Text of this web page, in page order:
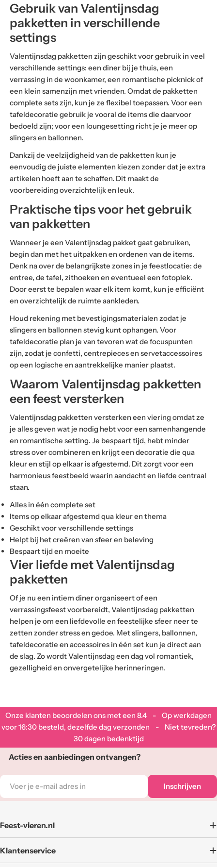
Gebruik van Valentijnsdag
pakketten in verschillende
settings
Valentijnsdag pakketten zijn geschikt voor gebruik in veel
verschillende settings: een diner bij je thuis, een
verrassing in de woonkamer, een romantische picknick of
een klein samenzijn met vrienden. Omdat de pakketten
complete sets zijn, kun je ze flexibel toepassen. Voor een
tafeldecoratie gebruik je vooral de items die daarvoor
bedoeld zijn; voor een loungesetting richt je je meer op
slingers en ballonnen.
Dankzij de veelzijdigheid van de pakketten kun je
eenvoudig de juiste elementen kiezen zonder dat je extra
artikelen hoeft aan te schaffen. Dit maakt de
voorbereiding overzichtelijk en leuk.
Praktische tips voor het gebruik
van pakketten
Wanneer je een Valentijnsdag pakket gaat gebruiken,
begin dan met het uitpakken en ordenen van de items.
Denk na over de belangrijkste zones in je feestlocatie: de
entree, de tafel, zithoeken en eventueel een fotoplek.
Door eerst te bepalen waar elk item komt, kun je efficiënt
en overzichtelijk de ruimte aankleden.
Houd rekening met bevestigingsmaterialen zodat je
slingers en ballonnen stevig kunt ophangen. Voor
tafeldecoratie plan je van tevoren wat de focuspunten
zijn, zodat je confetti, centrepieces en servetaccessoires
op een logische en aantrekkelijke manier plaatst.
Waarom Valentijnsdag pakketten
een feest versterken
Valentijnsdag pakketten versterken een viering omdat ze
je alles geven wat je nodig hebt voor een samenhangende
en romantische setting. Je bespaart tijd, hebt minder
stress over combineren en krijgt een decoratie die qua
kleur en stijl op elkaar is afgestemd. Dit zorgt voor een
harmonieus feestbeeld waarin aandacht en liefde centraal
staan.
Alles in één complete set
Items op elkaar afgestemd qua kleur en thema
Geschikt voor verschillende settings
Helpt bij het creëren van sfeer en beleving
Bespaart tijd en moeite
Vier liefde met Valentijnsdag
pakketten
Of je nu een intiem diner organiseert of een
verrassingsfeest voorbereidt, Valentijnsdag pakketten
helpen je om een liefdevolle en feestelijke sfeer neer te
zetten zonder stress en gedoe. Met slingers, ballonnen,
tafeldecoratie en accessoires in één set kun je direct aan
de slag. Zo wordt Valentijnsdag een dag vol romantiek,
gezelligheid en onvergetelijke herinneringen.
Onze klanten beoordelen ons met een 8.4 - Op werkdagen
voor 16:30 besteld, dezelfde dag verzonden - Niet tevreden?
30 dagen bedenktijd
Acties en aanbiedingen ontvangen?
E-
mail
Inschrijven
Feest-vieren.nl
Klantenservice